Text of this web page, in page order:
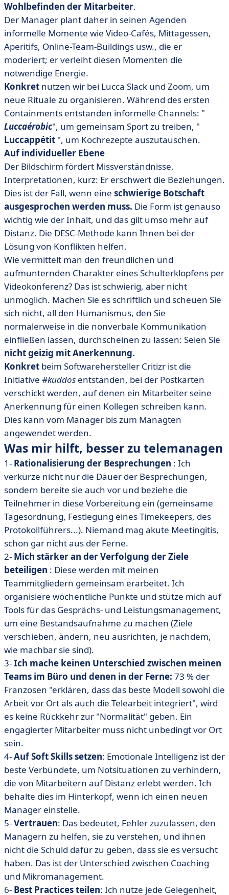
Wohlbefinden der Mitarbeiter.
Der Manager plant daher in seinen Agenden
informelle Momente wie Video-Cafés, Mittagessen,
Aperitifs, Online-Team-Buildings usw., die er
moderiert; er verleiht diesen Momenten die
notwendige Energie.
Konkret nutzen wir bei Lucca Slack und Zoom, um
neue Rituale zu organisieren. Während des ersten
Containments entstanden informelle Channels: "
Luccaérobic", um gemeinsam Sport zu treiben, "
Luccappétit ", um Kochrezepte auszutauschen.
Auf individueller Ebene
Der Bildschirm fördert Missverständnisse,
Interpretationen, kurz: Er erschwert die Beziehungen.
Dies ist der Fall, wenn eine schwierige Botschaft
ausgesprochen werden muss. Die Form ist genauso
wichtig wie der Inhalt, und das gilt umso mehr auf
Distanz. Die DESC-Methode kann Ihnen bei der
Lösung von Konflikten helfen.
Wie vermittelt man den freundlichen und
aufmunternden Charakter eines Schulterklopfens per
Videokonferenz? Das ist schwierig, aber nicht
unmöglich. Machen Sie es schriftlich und scheuen Sie
sich nicht, all den Humanismus, den Sie
normalerweise in die nonverbale Kommunikation
einfließen lassen, durchscheinen zu lassen: Seien Sie
nicht geizig mit Anerkennung.
Konkret beim Softwarehersteller Critizr ist die
Initiative #kuddos entstanden, bei der Postkarten
verschickt werden, auf denen ein Mitarbeiter seine
Anerkennung für einen Kollegen schreiben kann.
Dies kann vom Manager bis zum Managten
angewendet werden.
Was mir hilft, besser zu telemanagen
1- Rationalisierung der Besprechungen : Ich
verkürze nicht nur die Dauer der Besprechungen,
sondern bereite sie auch vor und beziehe die
Teilnehmer in diese Vorbereitung ein (gemeinsame
Tagesordnung, Festlegung eines Timekeepers, des
Protokollführers...). Niemand mag akute Meetingitis,
schon gar nicht aus der Ferne.
2- Mich stärker an der Verfolgung der Ziele
beteiligen : Diese werden mit meinen
Teammitgliedern gemeinsam erarbeitet. Ich
organisiere wöchentliche Punkte und stütze mich auf
Tools für das Gesprächs- und Leistungsmanagement,
um eine Bestandsaufnahme zu machen (Ziele
verschieben, ändern, neu ausrichten, je nachdem,
wie machbar sie sind).
3-Ich mache keinen Unterschied zwischen meinen
Teams im Büro und denen in der Ferne: 73 % der
Franzosen "erklären, dass das beste Modell sowohl die
Arbeit vor Ort als auch die Telearbeit integriert", wird
es keine Rückkehr zur "Normalität" geben. Ein
engagierter Mitarbeiter muss nicht unbedingt vor Ort
sein.
4-Auf Soft Skills setzen: Emotionale Intelligenz ist der
beste Verbündete, um Notsituationen zu verhindern,
die von Mitarbeitern auf Distanz erlebt werden. Ich
behalte dies im Hinterkopf, wenn ich einen neuen
Manager einstelle.
5-Vertrauen: Das bedeutet, Fehler zuzulassen, den
Managern zu helfen, sie zu verstehen, und ihnen
nicht die Schuld dafür zu geben, dass sie es versucht
haben. Das ist der Unterschied zwischen Coaching
und Mikromanagement.
6- Best Practices teilen: Ich nutze jede Gelegenheit,